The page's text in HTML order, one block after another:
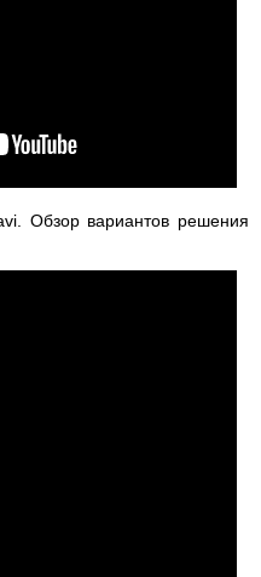
Обзор вариантов решения